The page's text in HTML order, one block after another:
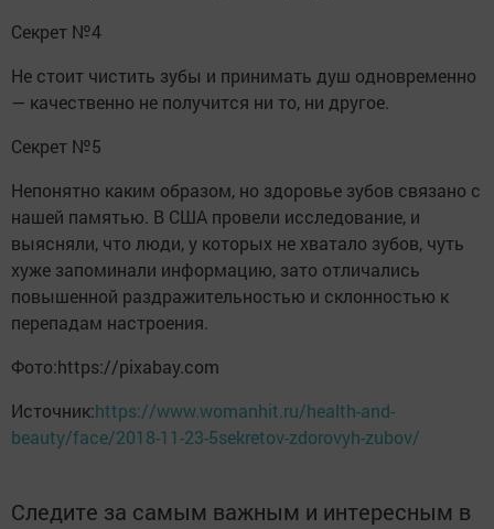
Секрет №4
Не стоит чистить зубы и принимать душ одновременно
— качественно не получится ни то, ни другое.
Секрет №5
Непонятно каким образом, но здоровье зубов связано с
нашей памятью. В США провели исследование, и
выясняли, что люди, у которых не хватало зубов, чуть
хуже запоминали информацию, зато отличались
повышенной раздражительностью и склонностью к
перепадам настроения.
Фото:https://pixabay.com
Источник:https://www.womanhit.ru/health-and-
beauty/face/2018-11-23-5sekretov-zdorovyh-zubov/
Следите за самым важным и интересным в